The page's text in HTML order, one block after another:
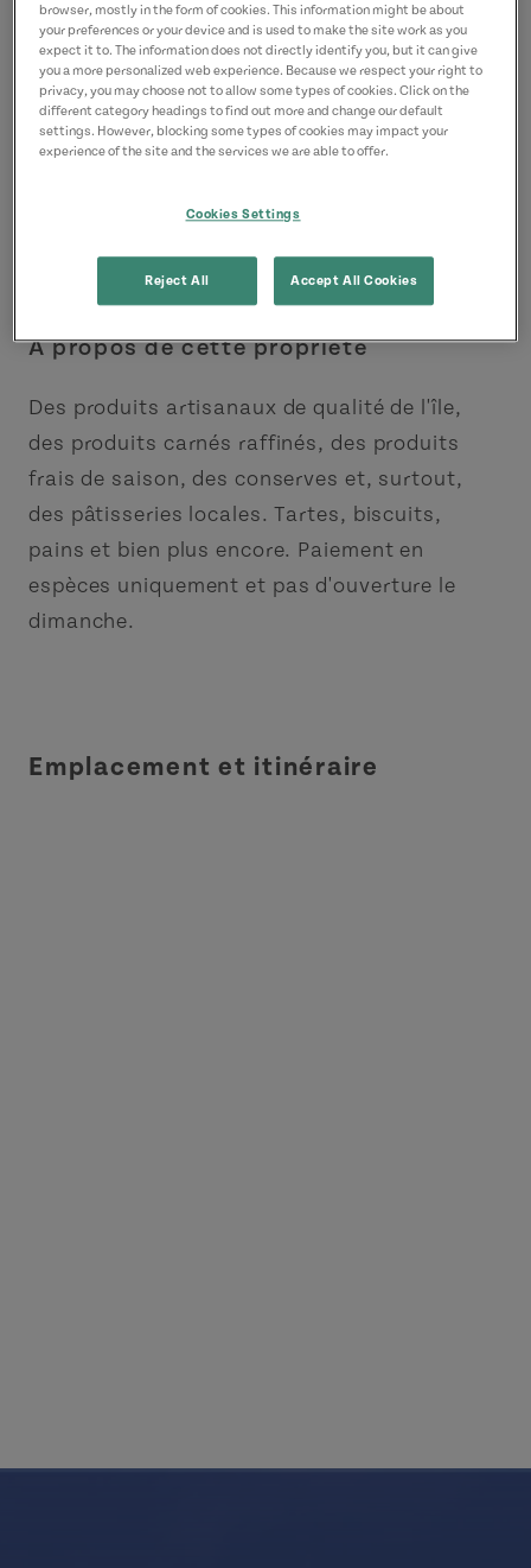
À propos de cette propriété
Des produits artisanaux de qualité de l'île,
des produits carnés raffinés, des produits
frais de saison, des conserves et, surtout,
des pâtisseries locales. Tartes, biscuits,
pains et bien plus encore. Paiement en
espèces uniquement et pas d'ouverture le
dimanche.
Emplacement et itinéraire
browser, mostly in the form of cookies. This information might be about
your preferences or your device and is used to make the site work as you
expect it to. The information does not directly identify you, but it can give
you a more personalized web experience. Because we respect your right to
privacy, you may choose not to allow some types of cookies. Click on the
different category headings to find out more and change our default
settings. However, blocking some types of cookies may impact your
experience of the site and the services we are able to offer.
Cookies Settings
Reject All Accept All Cookies